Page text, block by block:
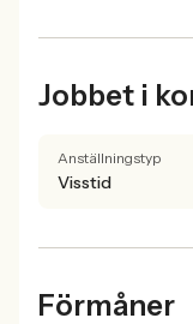
Jobbet i
Anställningstyp
Visstid
Förmåner